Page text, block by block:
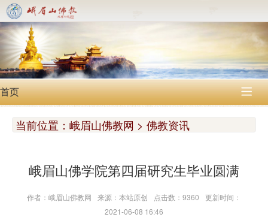
首页 
当前位置： 峨眉山佛教网 > 佛教资讯
峨眉山佛学院第四届研究生毕业圆满
作者：峨眉山佛教网 来源：本站原创 点击数：9360
更新时间：
2021-06-08 16:46